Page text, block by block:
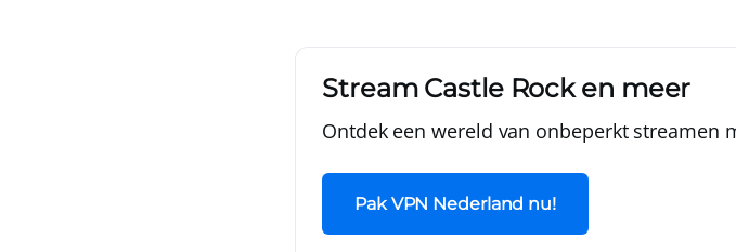
Stream Castle Rock en meer
Ontdek een wereld van onbeperkt streamen
Pak VPN Nederland nu!